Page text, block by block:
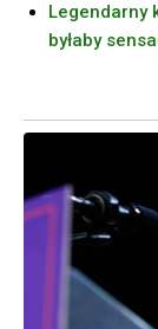
Legendarny
byłaby